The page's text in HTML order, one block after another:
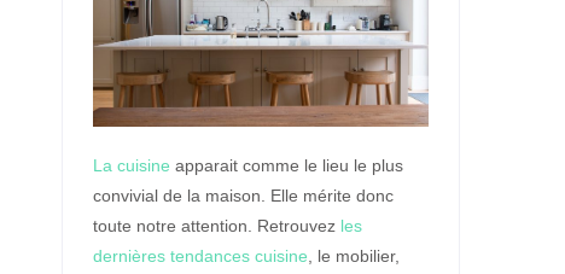
La cuisine apparait comme le lieu le plus
convivial de la maison. Elle mérite donc
toute notre attention. Retrouvez les
dernières tendances cuisine , le mobilier,